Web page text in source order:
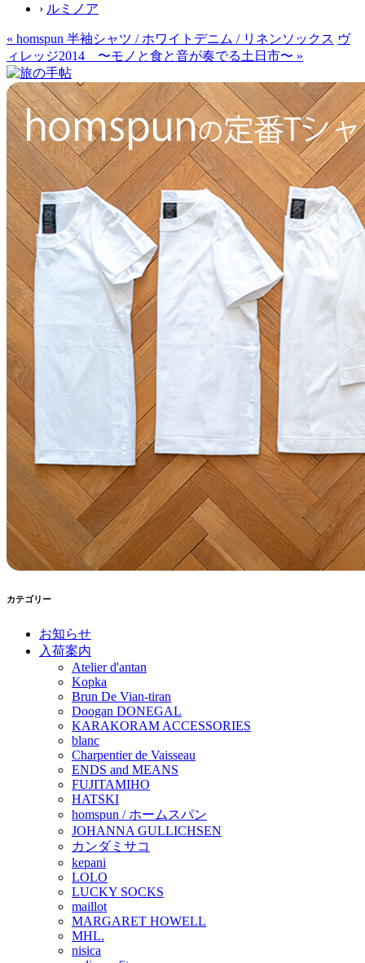
› ルミノア
« homspun 半袖シャツ / ホワイトデニム / リネンソックス ヴ
ィレッジ2014 〜モノと食と音が奏でる土日市〜 »
カテゴリー
お知らせ
入荷案内
Atelier d'antan
Kopka
Brun De Vian-tiran
Doogan DONEGAL
KARAKORAM ACCESSORIES
blanc
Charpentier de Vaisseau
ENDS and MEANS
FUJITAMIHO
HATSKI
homspun / ホームスパン
JOHANNA GULLICHSEN
カンダミサコ
kepani
LOLO
LUCKY SOCKS
maillot
MARGARET HOWELL
MHL.
nisica